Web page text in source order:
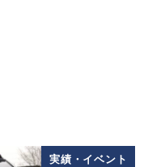
実績・イベント